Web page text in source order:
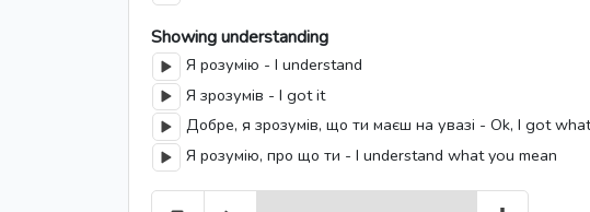
Showing understanding
Я розумію - I understand
Я зрозумів - I got it
Добре, я зрозумів, що ти маєш на увазі - Ok, I got
Я розумію, про що ти - I understand what you mean